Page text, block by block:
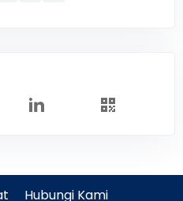
Hubungi Kami